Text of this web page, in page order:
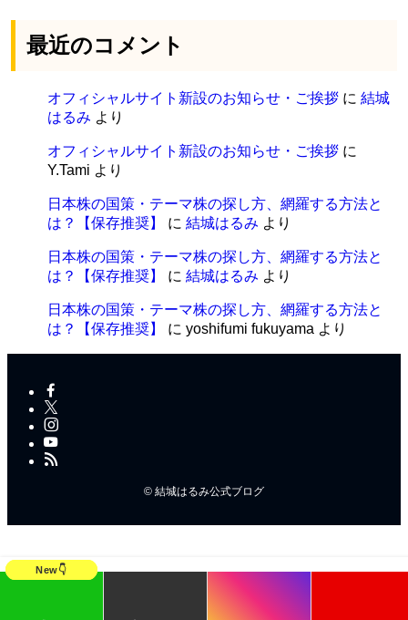
最近のコメント
オフィシャルサイト新設のお知らせ・ご挨拶 に結城
はるみ より
オフィシャルサイト新設のお知らせ・ご挨拶 に
Y.Tami より
日本株の国策・テーマ株の探し方、網羅する方法と
は？【保存推奨】
に結城はるみ より
日本株の国策・テーマ株の探し方、網羅する方法と
は？【保存推奨】
に結城はるみ より
日本株の国策・テーマ株の探し方、網羅する方法と
は？【保存推奨】
にyoshifumi fukuyama より
© 結城はるみ公式ブログ